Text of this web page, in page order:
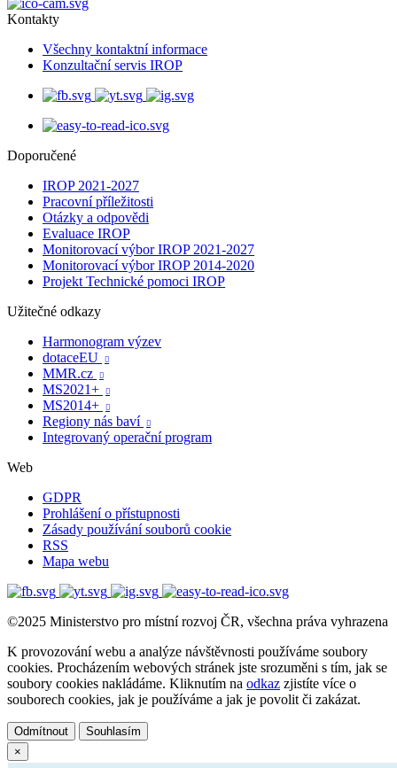
Kontakty
Všechny kontaktní informace
Konzultační servis IROP
Doporučené
IROP 2021-2027
Pracovní příležitosti
Otázky a odpovědi
Evaluace IROP
Monitorovací výbor IROP 2021-2027
Monitorovací výbor IROP 2014-2020
Projekt Technické pomoci IROP
Užitečné odkazy
Harmonogram výzev
dotaceEU

MMR.cz 
MS2021+ 
MS2014+ 
Regiony nás baví 
Integrovaný operační program
Web
GDPR
Prohlášení o přístupnosti
Zásady používání souborů cookie
RSS
Mapa webu
©2025 Ministerstvo pro místní rozvoj ČR, všechna práva vyhrazena
K provozování webu a analýze návštěvnosti používáme soubory
cookies. Procházením webových stránek jste srozuměni s tím, jak se
soubory cookies nakládáme. Kliknutím na odkaz zjistíte více o
souborech cookies, jak je používáme a jak je povolit či zakázat.
Odmítnout
Souhlasím
×